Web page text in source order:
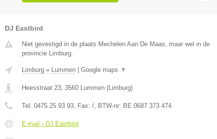
DJ Eastbird
Niet gevestigd in de plaats Mechelen Aan De Maas, maar wel in de
provincie Limburg.
Limburg » Lummen Google maps ▼
Heesstraat 23, 3560 Lummen (Limburg)
Tel: 0475 25 93 93, Fax: /, BTW-nr: BE 0687 373 474
E-mail › DJ Eastbird